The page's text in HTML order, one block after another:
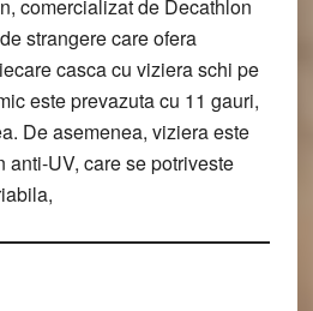
comercializat de Decathlon
strangere care ofera
casca cu viziera schi pe
este prevazuta cu 11 gauri,
De asemenea, viziera este
anti-UV, care se potriveste